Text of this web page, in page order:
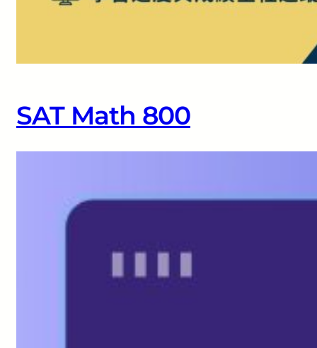
SAT Math 800